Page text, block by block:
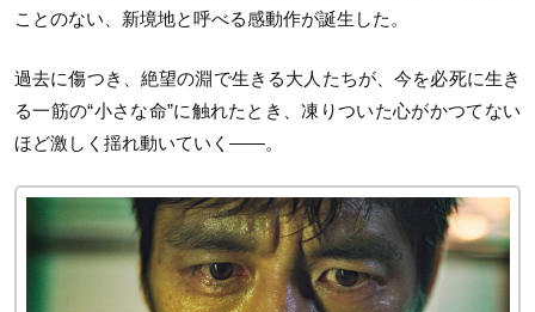
ことのない、新境地と呼べる感動作が誕生した。
過去に傷つき、絶望の淵で生きる大人たちが、今を必死に生き
る一筋の“小さな命”に触れたとき、凍りついた心がかつてない
ほど激しく揺れ動いていく——。